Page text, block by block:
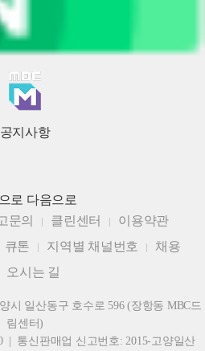
공지사항
로 다음으로
문의 클린센터
이용약관
큐톤 지역별 채널번호
채용
오시는 길
시 일산동구 호수로 596 (장항동 MBC드
림센터)
| 통신판매업 신고번호: 2015-고양일산